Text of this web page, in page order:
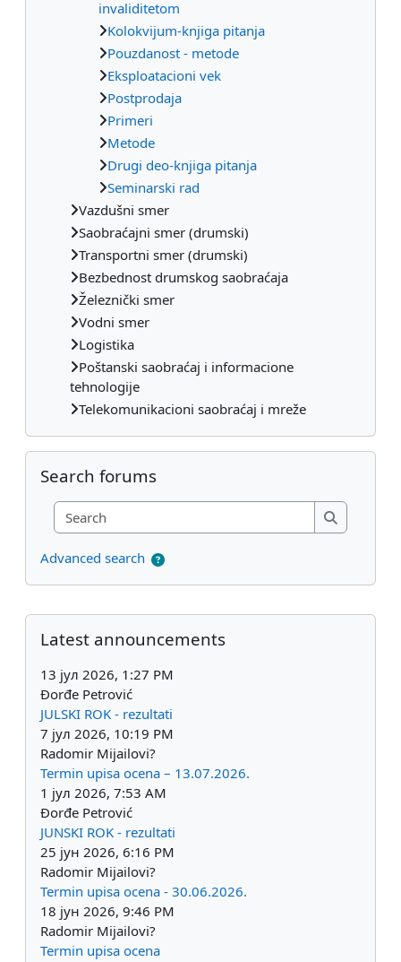
invaliditetom
Kolokvijum-knjiga pitanja
Pouzdanost - metode
Eksploatacioni vek
Postprodaja
Primeri
Metode
Drugi deo-knjiga pitanja
Seminarski rad
Vazdušni smer
Saobraćajni smer (drumski)
Transportni smer (drumski)
Bezbednost drumskog saobraćaja
Železnički smer
Vodni smer
Logistika
Poštanski saobraćaj i informacione
tehnologije
Telekomunikacioni saobraćaj i mreže
Skip Search forums
Search forums
Search
Search
Advanced search
Supplementary blocks
Skip Latest announcements
Latest announcements
13 јул 2026, 1:27 PM
Đorđe Petrović
JULSKI ROK - rezultati
7 јул 2026, 10:19 PM
Radomir Mijailovi?
Termin upisa ocena – 13.07.2026.
1 јул 2026, 7:53 AM
Đorđe Petrović
JUNSKI ROK - rezultati
25 јун 2026, 6:16 PM
Radomir Mijailovi?
Termin upisa ocena - 30.06.2026.
18 јун 2026, 9:46 PM
Radomir Mijailovi?
Termin upisa ocena